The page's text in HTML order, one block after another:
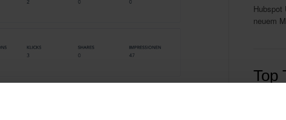
Hubspot
neuem
Top